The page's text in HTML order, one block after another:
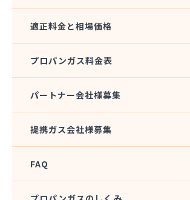
株式会社チクリョー
株式会社ツバメガスフロンティア 博
株式会社ツバメガス北九州
株式会社ツバメガス北九州 直方営業
株式会社ニッツー
株式会社フィールドアップ
株式会社みとま商会
株式会社ムクノ
株式会社ムロミ
適正料金と相場価格
プロパンガス料金表
パートナー会社様募集
提携ガス会社様募集
FAQ